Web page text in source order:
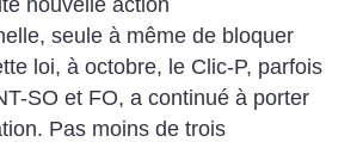
seule à même de bloquer
loi, à octobre, le Clic-P, parfois
SO et FO, a continué à porter
Pas moins de trois